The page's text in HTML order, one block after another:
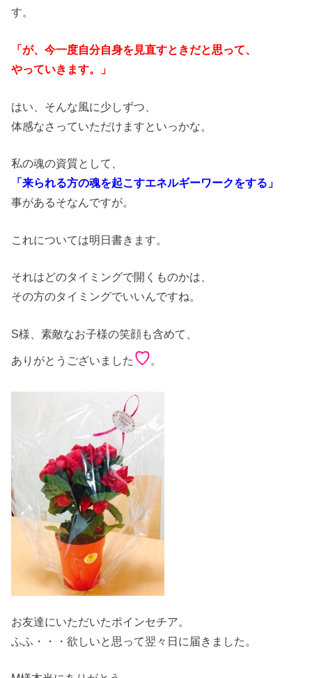
す。
「が、今一度自分自身を見直すときだと思って、
やっていきます。」
はい、そんな風に少しずつ、
体感なさっていただけますといっかな。
私の魂の資質として、
「来られる方の魂を起こすエネルギーワークをする」
事があるそなんですが。
これについては明日書きます。
それはどのタイミングで開くものかは、
その方のタイミングでいいんですね。
S様、素敵なお子様の笑顔も含めて、
ありがとうございました ♡。
お友達にいただいたポインセチア。
ふふ・・・欲しいと思って翌々日に届きました。